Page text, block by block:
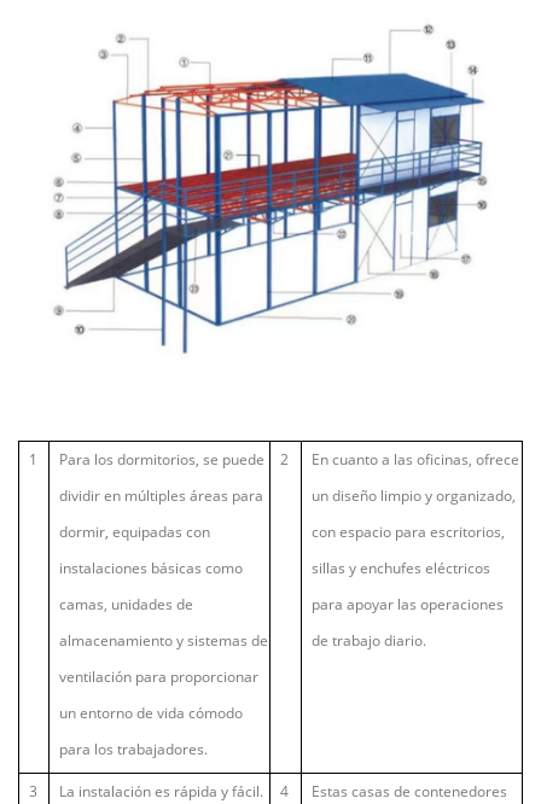
1
Para los dormitorios, se puede
dividir en múltiples áreas para
dormir, equipadas con
instalaciones básicas como
camas, unidades de
almacenamiento y sistemas de
ventilación para proporcionar
un entorno de vida cómodo
para los trabajadores.
2
En cuanto a las oficinas, ofrece
un diseño limpio y organizado,
con espacio para escritorios,
sillas y enchufes eléctricos
para apoyar las operaciones
de trabajo diario.
3 La instalación es rápida y fácil. 4
Estas casas de contenedores